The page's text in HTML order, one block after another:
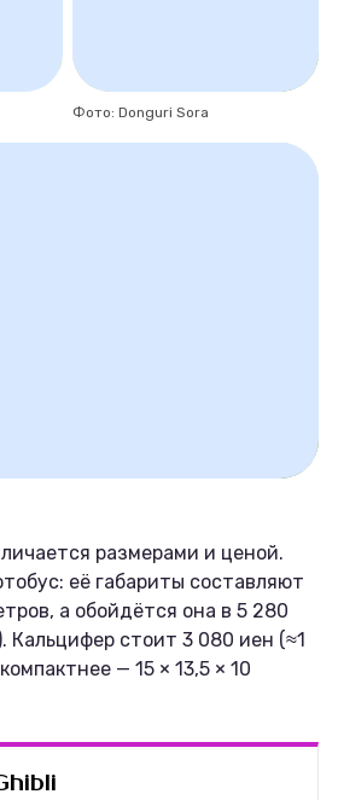
Фото: Donguri Sora
размерами и ценой.
её габариты составляют
а обойдётся она в 5 280
Кальцифер стоит 3 080 иен (≈1
— 15 × 13,5 × 10